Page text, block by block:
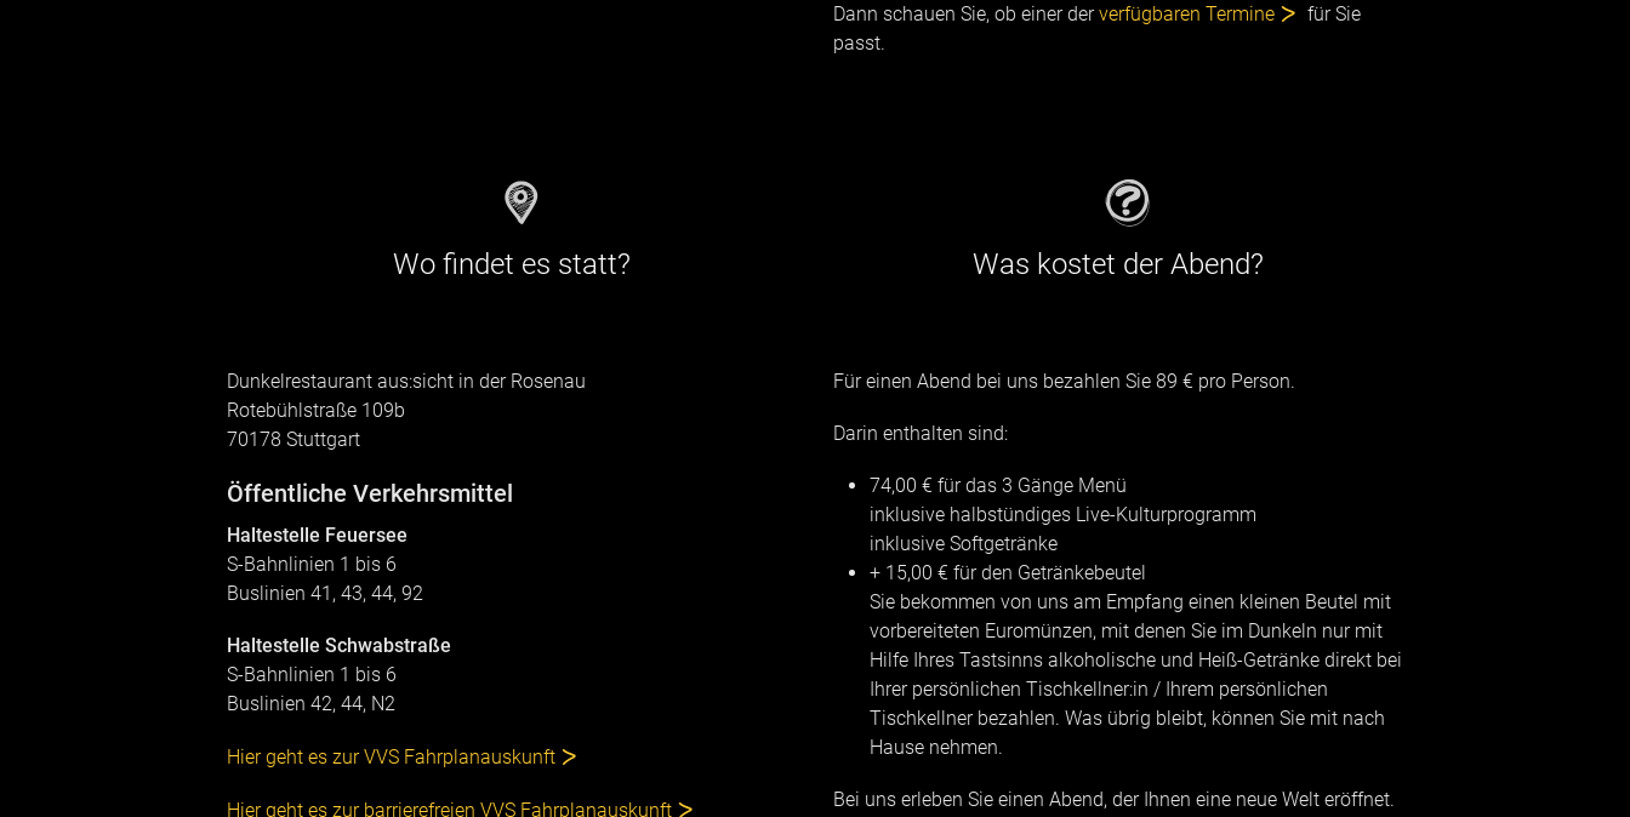
Dann schauen Sie, ob einer derverfügbaren Termine
für Sie
passt.
Wo findet es statt?
Dunkelrestaurant aus:sicht in der Rosenau
Rotebühlstraße 109b
70178 Stuttgart
Öffentliche Verkehrsmittel
Haltestelle Feuersee
S-Bahnlinien 1 bis 6
Buslinien 41, 43, 44, 92
Haltestelle Schwabstraße
S-Bahnlinien 1 bis 6
Buslinien 42, 44, N2
Hier geht es zur VVS Fahrplanauskunft
Hier geht es zur barrierefreien VVS Fahrplanauskunft
Was kostet der Abend?
Für einen Abend bei uns bezahlen Sie 89 € pro Person.
Darin enthalten sind:
74,00 € für das 3 Gänge Menü
inklusive halbstündiges Live-Kulturprogramm
inklusive Softgetränke
+ 15,00 € für den Getränkebeutel
Sie bekommen von uns am Empfang einen kleinen Beutel mit
vorbereiteten Euromünzen, mit denen Sie im Dunkeln nur mit
Hilfe Ihres Tastsinns alkoholische und Heiß-Getränke direkt bei
Ihrer persönlichen Tischkellner:in / Ihrem persönlichen
Tischkellner bezahlen. Was übrig bleibt, können Sie mit nach
Hause nehmen.
Bei uns erleben Sie einen Abend, der Ihnen eine neue Welt eröffnet.